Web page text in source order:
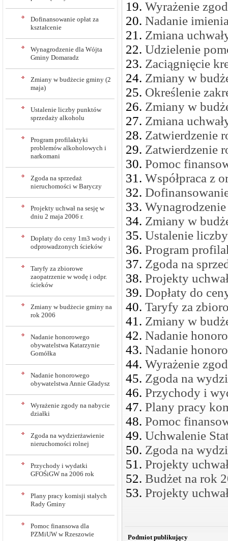
Dofinansowanie opłat za
kształcenie
Wynagrodzenie dla Wójta
Gminy Domaradz
Zmiany w budżecie gminy (2
maja)
Ustalenie liczby punktów
sprzedaży alkoholu
Program profilaktyki
problemów alkoholowych i
narkomani
Zgoda na sprzedaż
nieruchomości w Baryczy
Projekty uchwał na sesję w
dniu 2 maja 2006 r.
Dopłaty do ceny 1m3 wody i
odprowadzonych ścieków
Taryfy za zbiorowe
zaopatrzenie w wodę i odpr.
ścieków
Zmiany w budżecie gminy na
rok 2006
Nadanie honorowego
obywatelstwa Katarzynie
Gomółka
Nadanie honorowego
obywatelstwa Annie Gładysz
Wyrażenie zgody na nabycie
działki
Zgoda na wydzierżawienie
nieruchomości rolnej
Przychody i wydatki
GFOŚiGW na 2006 rok
Plany pracy komisji stałych
Rady Gminy
Pomoc finansowa dla
PZMiUW w Rzeszowie
Wyrażenie
Nadanie
Zmiana
Udzielenie
Zaciągnięcie
Zmiany w
Określenie
Zmiany w
Zmiana
Zatwierdzenie
Zatwierdzenie
Pomoc
Współpraca z
Zmiany w
Ustalenie
Program
Zgoda na
Projekty
Dopłaty do
Taryfy za
Zmiany w
Nadanie
Nadanie
Wyrażenie
Zgoda na
Przychody i
Plany pracy
Pomoc
Uchwalenie
Zgoda na
Projekty
Budżet na rok
Projekty
Podmiot publikujący